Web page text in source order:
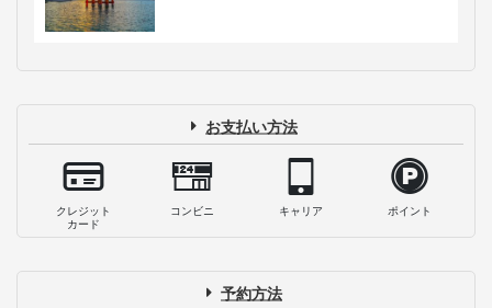
お支払い方法
クレジット
カード
コンビニ キャリア ポイント
予約方法